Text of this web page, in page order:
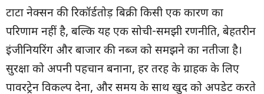
टाटा नेक्सन की रिकॉर्डतोड़ बिक्री किसी एक कारण का
परिणाम नहीं है, बल्कि यह एक सोची-समझी रणनीति, बेहतरीन
इंजीनियरिंग और बाजार की नब्ज को समझने का नतीजा है।
सुरक्षा को अपनी पहचान बनाना, हर तरह के ग्राहक के लिए
पावरट्रेन विकल्प देना, और समय के साथ खुद को अपडेट करते